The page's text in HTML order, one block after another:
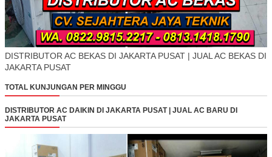
DISTRIBUTOR AC BEKAS DI JAKARTA PUSAT | JUAL AC BEKAS DI
JAKARTA PUSAT
TOTAL KUNJUNGAN PER MINGGU
DISTRIBUTOR AC DAIKIN DI JAKARTA PUSAT | JUAL AC BARU DI
JAKARTA PUSAT